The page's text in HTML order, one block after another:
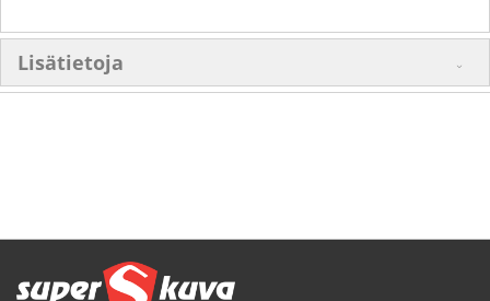
Lisätietoja